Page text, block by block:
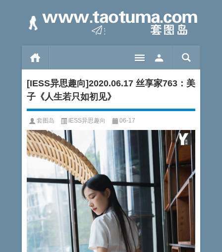
[IESS异思趣向]2020.06.17 丝享家763：美
子《人生若只如初见》
套图岛 IESS异思趣向 06-17